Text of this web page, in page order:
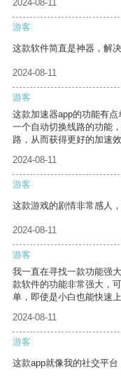
2024-08-11
游客
这款软件简直是神器，解
2024-08-11
游客
这款加速器app的功能有
一个自动切换线路的功能
路，从而获得更好的加速效
2024-08-11
游客
这款游戏的剧情非常感人
2024-08-11
游客
我一直在寻找一款功能强
款软件的功能非常强大，
单，即使是小白也能快速上
2024-08-11
游客
这款app就像我的社交平台